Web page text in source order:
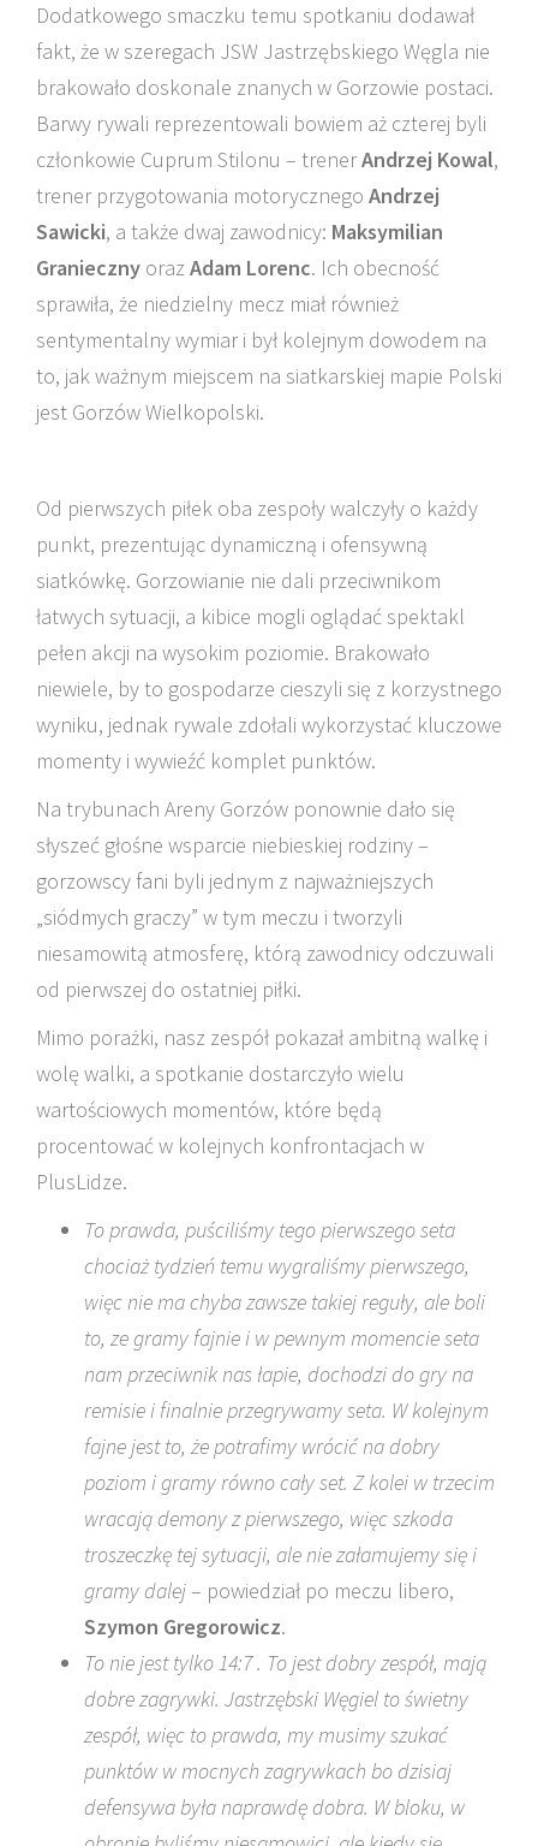
Dodatkowego smaczku temu spotkaniu dodawał
fakt, że w szeregach JSW Jastrzębskiego Węgla nie
brakowało doskonale znanych w Gorzowie postaci.
Barwy rywali reprezentowali bowiem aż czterej byli
członkowie Cuprum Stilonu – trenerAndrzej Kowal,
trener przygotowania motorycznego Andrzej
Sawicki, a także dwaj zawodnicy: Maksymilian
Granieczny oraz Adam Lorenc. Ich obecność
sprawiła, że niedzielny mecz miał również
sentymentalny wymiar i był kolejnym dowodem na
to, jak ważnym miejscem na siatkarskiej mapie Polski
jest Gorzów Wielkopolski.
Od pierwszych piłek oba zespoły walczyły o każdy
punkt, prezentując dynamiczną i ofensywną
siatkówkę. Gorzowianie nie dali przeciwnikom
łatwych sytuacji, a kibice mogli oglądać spektakl
pełen akcji na wysokim poziomie. Brakowało
niewiele, by to gospodarze cieszyli się z korzystnego
wyniku, jednak rywale zdołali wykorzystać kluczowe
momenty i wywieźć komplet punktów.
Na trybunach Areny Gorzów ponownie dało się
słyszeć głośne wsparcie niebieskiej rodziny –
gorzowscy fani byli jednym z najważniejszych
„siódmych graczy” w tym meczu i tworzyli
niesamowitą atmosferę, którą zawodnicy odczuwali
od pierwszej do ostatniej piłki.
Mimo porażki, nasz zespół pokazał ambitną walkę i
wolę walki, a spotkanie dostarczyło wielu
wartościowych momentów, które będą
procentować w kolejnych konfrontacjach w
PlusLidze.
To prawda, puściliśmy tego pierwszego seta
chociaż tydzień temu wygraliśmy pierwszego,
więc nie ma chyba zawsze takiej reguły, ale boli
to, ze gramy fajnie i w pewnym momencie seta
nam przeciwnik nas łapie, dochodzi do gry na
remisie i finalnie przegrywamy seta. W kolejnym
fajne jest to, że potrafimy wrócić na dobry
poziom i gramy równo cały set. Z kolei w trzecim
wracają demony z pierwszego, więc szkoda
troszeczkę tej sytuacji, ale nie załamujemy się i
gramy dalej– powiedział po meczu libero,
Szymon Gregorowicz.
To nie jest tylko 14:7 . To jest dobry zespół, mają
dobre zagrywki. Jastrzębski Węgiel to świetny
zespół, więc to prawda, my musimy szukać
punktów w mocnych zagrywkach bo dzisiaj
defensywa była naprawdę dobra. W bloku, w